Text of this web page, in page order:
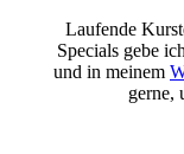
Laufende
Specials gebe
und in meinem
gerne,